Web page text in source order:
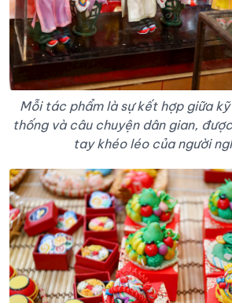
Mỗi tác phẩm là sự kết hợp giữa
thống và câu chuyện dân gian,
tay khéo léo của người